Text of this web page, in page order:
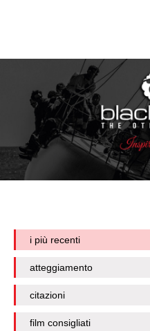
i più recenti
atteggiamento
citazioni
film consigliati